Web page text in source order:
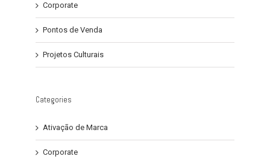
Corporate
Pontos de Venda
Projetos Culturais
Categories
Ativação de Marca
Corporate